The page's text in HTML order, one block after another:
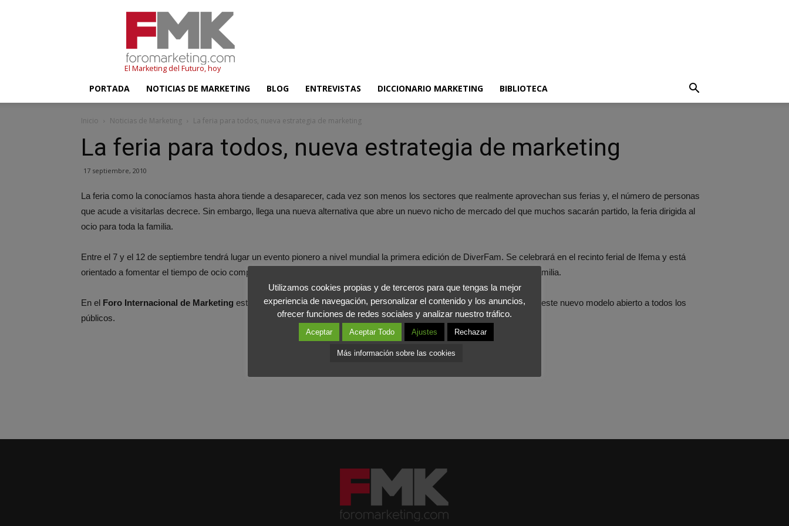
El Marketing del Futuro, hoy
PORTADA NOTICIAS DE MARKETING BLOG ENTREVISTAS DICCIONARIO MARKETING BIBLIOTECA
Inicio Noticias de Marketing La feria para todos, nueva estrategia de marketing
La feria para todos, nueva estrategia de marketing
17 septiembre, 2010
La feria como la conocíamos hasta ahora tiende a desaparecer, cada vez son menos los sectores que realmente aprovechan sus ferias y, el número de personas
que acude a visitarlas decrece. Sin embargo, llega una nueva alternativa que abre un nuevo nicho de mercado del que muchos sacarán partido, la feria dirigida al
ocio para toda la familia.
Entre el 7 y el 12 de septiembre tendrá lugar un evento pionero a nivel mundial la primera edición de DiverFam. Se celebrará en el recinto ferial de Ifema y está
orientado a fomentar el tiempo de ocio compartido por padres e hijos y a estimular la comunicación y la diversión en la familia.
En el Foro Internacional de Marketing estamos seguros de que cada vez más sectores encaminarán sus ferias hacia este nuevo modelo abierto a todos los
públicos.
Utilizamos cookies propias y de terceros para que tengas la mejor
experiencia de navegación, personalizar el contenido y los anuncios,
ofrecer funciones de redes sociales y analizar nuestro tráfico.
Aceptar Aceptar Todo Ajustes Rechazar
Más información sobre las cookies